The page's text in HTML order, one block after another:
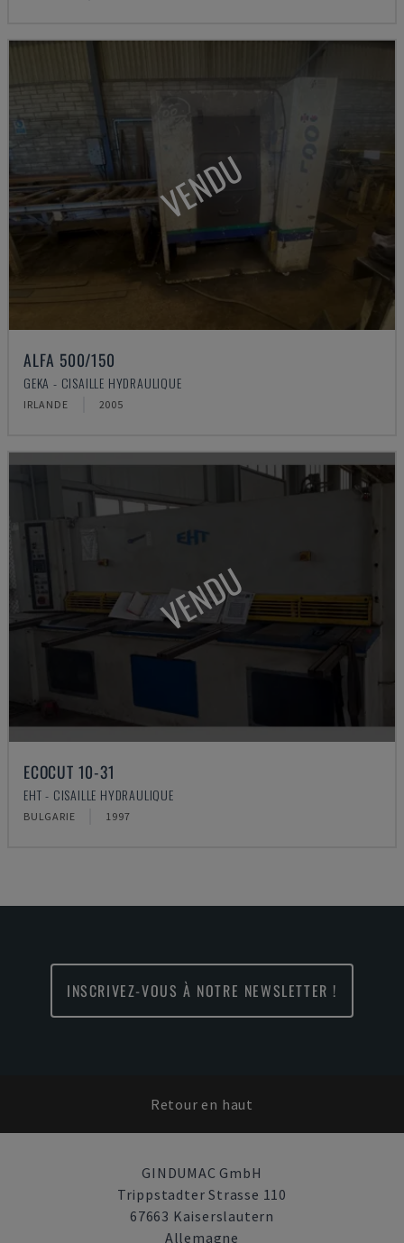
VENDU
ALFA 500/150
GEKA - CISAILLE HYDRAULIQUE
IRLANDE 2005
VENDU
ECOCUT 10-31
EHT - CISAILLE HYDRAULIQUE
BULGARIE 1997
INSCRIVEZ-VOUS À NOTRE NEWSLETTER !
Retour en haut
GINDUMAC GmbH
Trippstadter Strasse 110
67663 Kaiserslautern
Allemagne